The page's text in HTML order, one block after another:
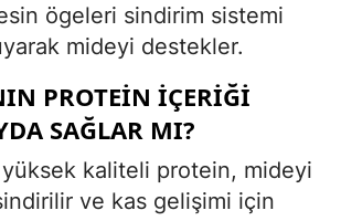
ögeleri sindirim sistemi
mideyi destekler.
PROTEIN İÇERIĞI
SAĞLAR MI?
kaliteli protein, mideyi
ve kas gelişimi için